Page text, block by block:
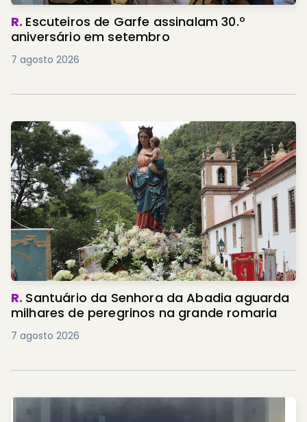
R. Escuteiros de Garfe assinalam 30.º
aniversário em setembro
7 agosto 2026
R. Santuário da Senhora da Abadia aguarda
milhares de peregrinos na grande romaria
7 agosto 2026